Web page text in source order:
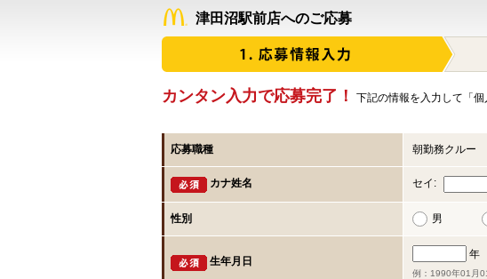
津田沼駅前店へのご応募
カンタン入力で応募完了！ 下記の情報を入力して「
応募職種 朝勤務クルー
カナ姓名 セイ:
性別 男
生年月日
年
例：1990年01月